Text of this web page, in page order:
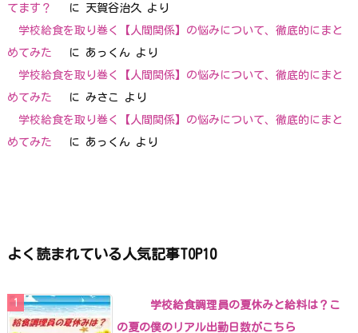
てます？
に 天賀谷治久 より
学校給食を取り巻く【人間関係】の悩みについて、徹底的にまと
めてみた
に あっくん より
学校給食を取り巻く【人間関係】の悩みについて、徹底的にまと
めてみた
に みさこ
より
学校給食を取り巻く【人間関係】の悩みについて、徹底的にまと
めてみた
に あっくん より
よく読まれている人気記事TOP10
学校給食調理員の夏休みと給料は？こ
の夏の僕のリアル出勤日数がこちら